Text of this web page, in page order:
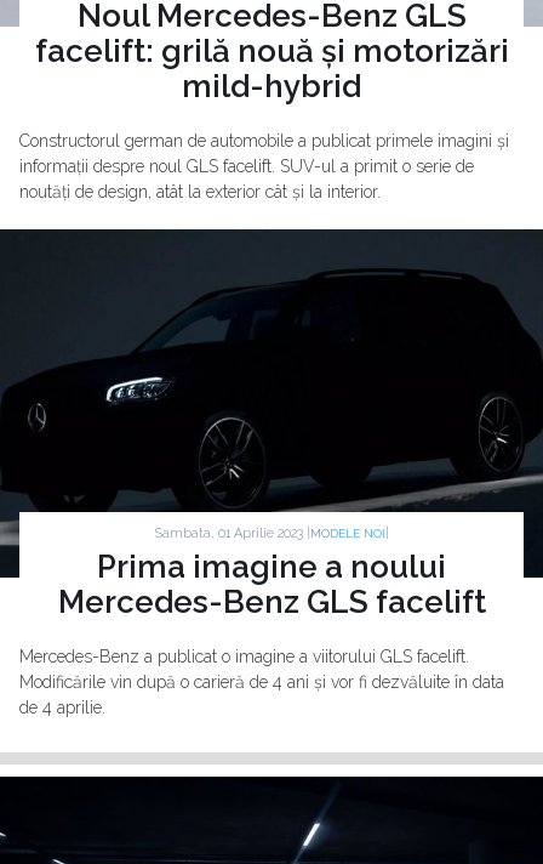
Noul Mercedes-Benz GLS
facelift: grilă nouă și motorizări
mild-hybrid
Constructorul german de automobile a publicat primele imagini și
informații despre noul GLS facelift. SUV-ul a primit o serie de
noutăți de design, atât la exterior cât și la interior.
Sambata, 01 Aprilie 2023 | MODELE NOI
Prima imagine a noului
Mercedes-Benz GLS facelift
Mercedes-Benz a publicat o imagine a viitorului GLS facelift.
Modificările vin după o carieră de 4 ani și vor fi dezvăluite în data
de 4 aprilie.